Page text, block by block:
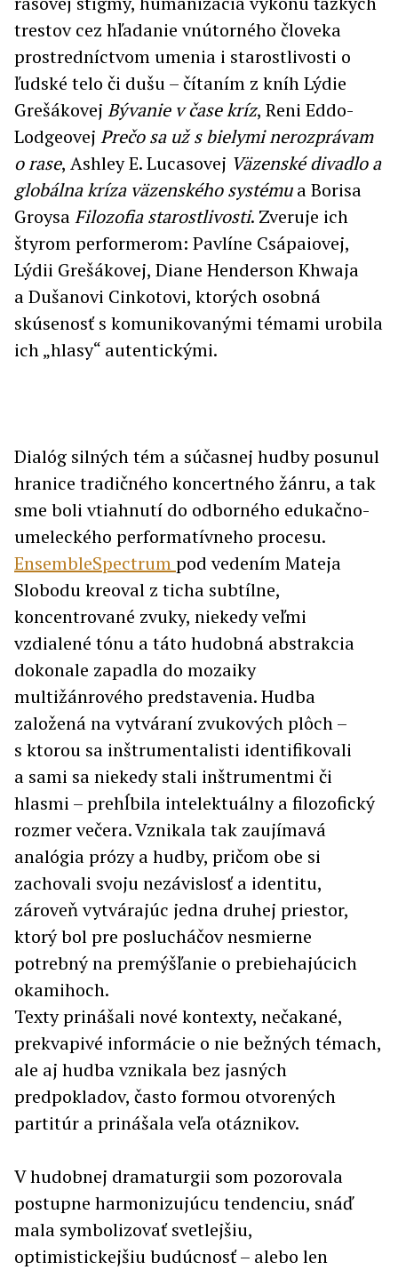
trestov cez hľadanie vnútorného človeka
prostredníctvom umenia i starostlivosti o
ľudské telo či dušu – čítaním z kníh Lýdie
Grešákovej Bývanie v čase kríz, Reni Eddo-
Lodgeovej Prečo sa už s bielymi nerozprávam
o rase, Ashley E. Lucasovej Väzenské divadlo a
globálna kríza väzenského systémua Borisa
GroysaFilozofia starostlivosti. Zveruje ich
štyrom performerom: Pavlíne Csápaiovej,
Lýdii Grešákovej, Diane Henderson Khwaja
a Dušanovi Cinkotovi, ktorých osobná
skúsenosť s komunikovanými témami urobila
ich „hlasy“ autentickými.
Dialóg silných tém a súčasnej hudby posunul
hranice tradičného koncertného žánru, a tak
sme boli vtiahnutí do odborného edukačno-
umeleckého performatívneho procesu.
EnsembleSpectrumpod vedením Mateja
Slobodu kreoval z ticha subtílne,
koncentrované zvuky, niekedy veľmi
vzdialené tónu a táto hudobná abstrakcia
dokonale zapadla do mozaiky
multižánrového predstavenia. Hudba
založená na vytváraní zvukových plôch –
s ktorou sa inštrumentalisti identifikovali
a sami sa niekedy stali inštrumentmi či
hlasmi – prehĺbila intelektuálny a filozofický
rozmer večera. Vznikala tak zaujímavá
analógia prózy a hudby, pričom obe si
zachovali svoju nezávislosť a identitu,
zároveň vytvárajúc jedna druhej priestor,
ktorý bol pre poslucháčov nesmierne
potrebný na premýšľanie o prebiehajúcich
okamihoch.
Texty prinášali nové kontexty, nečakané,
prekvapivé informácie o nie bežných témach,
ale aj hudba vznikala bez jasných
predpokladov, často formou otvorených
partitúr a prinášala veľa otáznikov.
V hudobnej dramaturgii som pozorovala
postupne harmonizujúcu tendenciu, snáď
mala symbolizovať svetlejšiu,
optimistickejšiu budúcnosť – alebo len